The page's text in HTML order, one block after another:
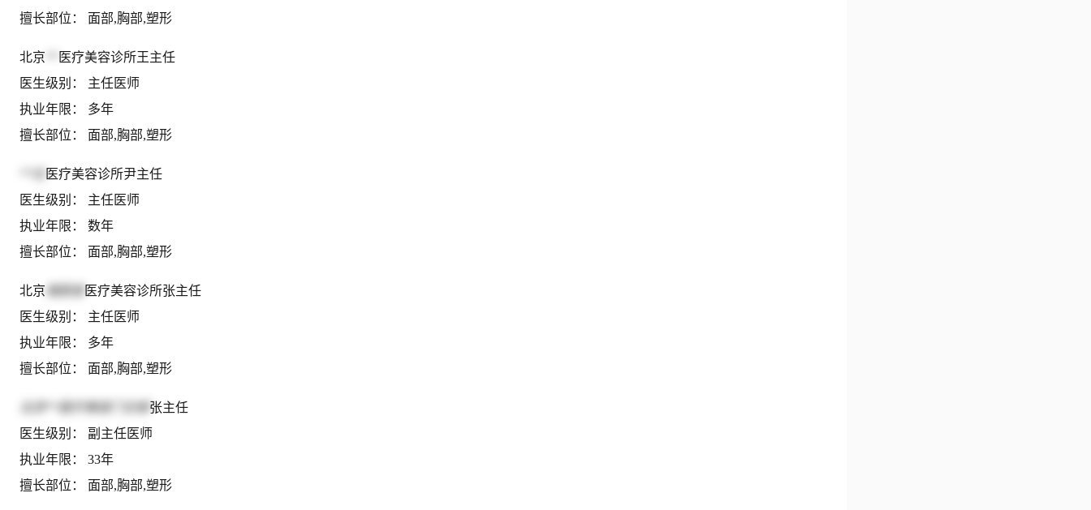
擅长部位： 面部,胸部,塑形
北京
医疗美容诊所王主任
医生级别： 主任医师
执业年限： 多年
擅长部位： 面部,胸部,塑形
医疗美容诊所尹主任
医生级别： 主任医师
执业年限： 数年
擅长部位： 面部,胸部,塑形
北京
医疗美容诊所张主任
医生级别： 主任医师
执业年限： 多年
擅长部位： 面部,胸部,塑形
张主任
医生级别： 副主任医师
执业年限： 33年
擅长部位： 面部,胸部,塑形